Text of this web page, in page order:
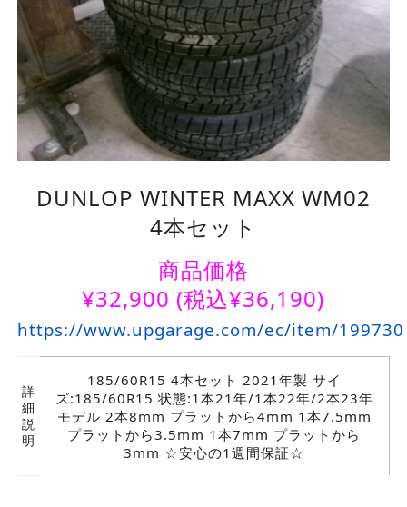
DUNLOP WINTER MAXX WM02
4本セット
商品価格
¥32,900 (税込¥36,190)
https://www.upgarage.com/ec/item/
詳
細
説
明
185/60R15 4本セット 2021年製 サイ
ズ:185/60R15 状態:1本21年/1本22年/2本23年
モデル 2本8mm プラットから4mm 1本7.5mm
プラットから3.5mm 1本7mm プラットから
3mm ☆安心の1週間保証☆